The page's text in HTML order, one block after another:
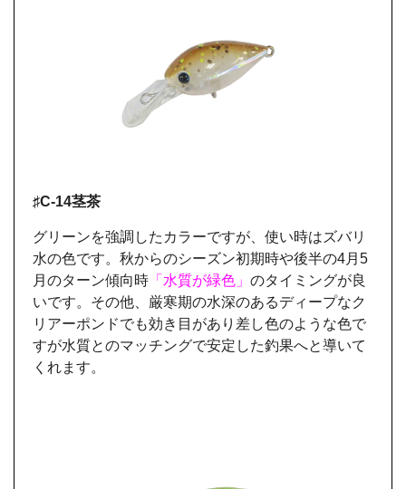
♯C-14茎茶
グリーンを強調したカラーですが、使い時はズバリ
水の色です。秋からのシーズン初期時や後半の4月5
月のターン傾向時 「水質が緑色」 のタイミングが良
いです。その他、厳寒期の水深のあるディープなク
リアーポンドでも効き目があり差し色のような色で
すが水質とのマッチングで安定した釣果へと導いて
くれます。